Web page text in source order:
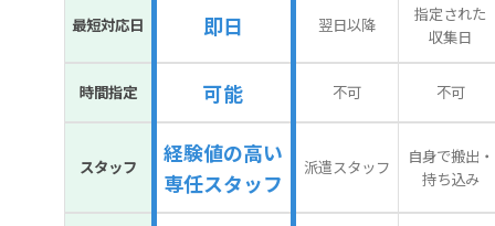
最短対応日 即日 翌日以降
指定された
収集日
時間指定 可能 不可 不可
スタッフ
経験値の高い
専任スタッフ
派遣スタッフ
自身で搬出・
持ち込み